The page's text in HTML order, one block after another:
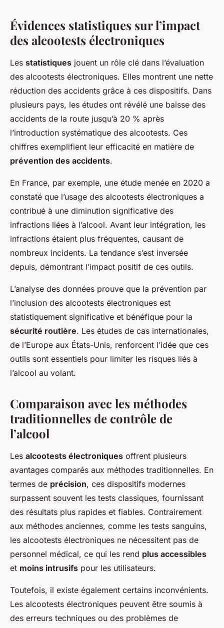
Évidences statistiques sur l’impact
des alcootests électroniques
Les statistiques jouent un rôle clé dans l’évaluation
des alcootests électroniques. Elles montrent une nette
réduction des accidents grâce à ces dispositifs. Dans
plusieurs pays, les études ont révélé une baisse des
accidents de la route jusqu’à 20 % après
l’introduction systématique des alcootests. Ces
chiffres exemplifient leur efficacité en matière de
prévention des accidents.
En France, par exemple, une étude menée en 2020 a
constaté que l’usage des alcootests électroniques a
contribué à une diminution significative des
infractions liées à l’alcool. Avant leur intégration, les
infractions étaient plus fréquentes, causant de
nombreux incidents. La tendance s’est inversée
depuis, démontrant l’impact positif de ces outils.
L’analyse des données prouve que la prévention par
l’inclusion des alcootests électroniques est
statistiquement significative et bénéfique pour la
sécurité routière. Les études de cas internationales,
de l’Europe aux États-Unis, renforcent l’idée que ces
outils sont essentiels pour limiter les risques liés à
l’alcool au volant.
Comparaison avec les méthodes
traditionnelles de contrôle de
l’alcool
Les alcootests électroniques offrent plusieurs
avantages comparés aux méthodes traditionnelles. En
termes de précision, ces dispositifs modernes
surpassent souvent les tests classiques, fournissant
des résultats plus rapides et fiables. Contrairement
aux méthodes anciennes, comme les tests sanguins,
les alcootests électroniques ne nécessitent pas de
personnel médical, ce qui les rend plus accessibles
et moins intrusifs pour les utilisateurs.
Toutefois, il existe également certains inconvénients.
Les alcootests électroniques peuvent être soumis à
des erreurs techniques ou des problèmes de